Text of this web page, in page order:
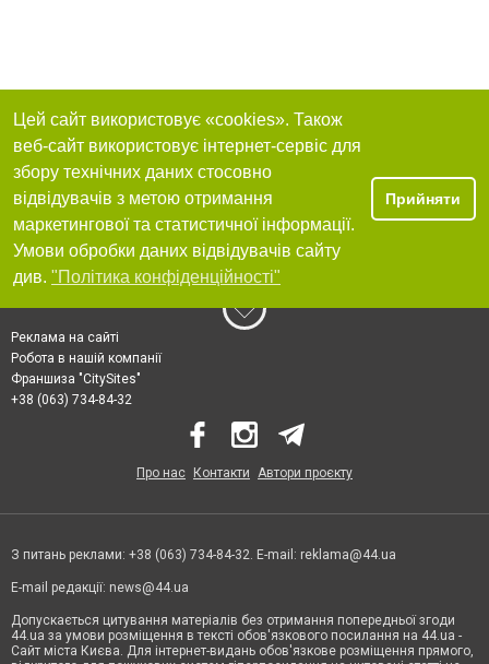
Цей сайт використовує «cookies». Також
веб-сайт використовує інтернет-сервіс для
збору технічних даних стосовно
відвідувачів з метою отримання
маркетингової та статистичної інформації.
Умови обробки даних відвідувачів сайту
див. "Політика конфіденційності"
Прийняти
Реклама на сайті
Робота в нашій компанії
Франшиза "CitySites"
+38 (063) 734-84-32
Про нас Контакти Автори проєкту
З питань реклами: +38 (063) 734-84-32. E-mail: reklama@44.ua
E-mail редакції: news@44.ua
Допускається цитування матеріалів без отримання попередньої згоди
44.ua за умови розміщення в тексті обов'язкового посилання на 44.ua -
Сайт міста Києва. Для інтернет-видань обов'язкове розміщення прямого,